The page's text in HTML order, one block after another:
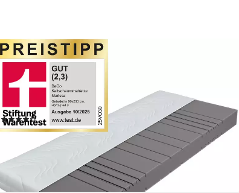
BECO
Komfortschaummatratze Marissa, 7 Zonen Matratze
90x200, 140x200 cm & weitere Größen, 18 cm hoch,
ergonomischer Schlaf, getestet in 90x200, H3, Ausgabe
10/2025
(1)
ab 119,26 € UVP299,00 €
lieferbar - in 3-4 Werktagen bei dir